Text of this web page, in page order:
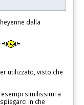
dalla
utilizzato, visto che
similissimi a
in che